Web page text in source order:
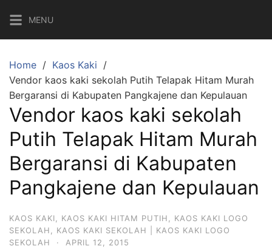
content
MENU
Home
Kaos Kaki
Vendor kaos kaki sekolah Putih Telapak Hitam Murah
Bergaransi di Kabupaten Pangkajene dan Kepulauan
Vendor kaos kaki sekolah
Putih Telapak Hitam Murah
Bergaransi di Kabupaten
Pangkajene dan Kepulauan
KAOS KAKI KAOS KAKI HITAM PUTIH
KAOS KAKI LOGO
SEKOLAH
KAOS KAKI SEKOLAH | KAOS KAKI LOGO
SEKOLAH
· APRIL 12, 2015